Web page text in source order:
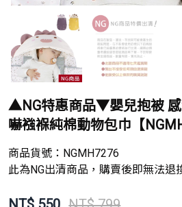
▲NG特惠商品▼嬰兒抱被
嚇襁褓純棉動物包巾【
商品貨號： NGMH7276
此為NG出清商品，購賣後即無法退